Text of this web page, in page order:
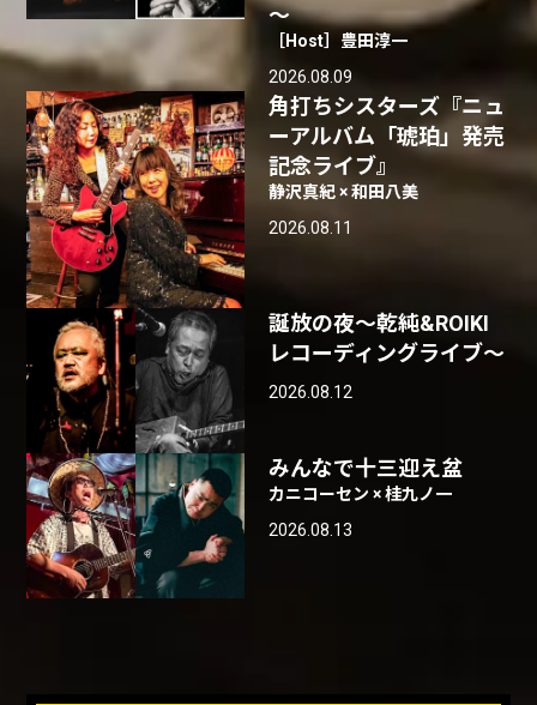
～
［Host］豊田淳一
2026.08.09
角打ちシスターズ『ニュ
ーアルバム「琥珀」発売
記念ライブ』
静沢真紀 × 和田八美
2026.08.11
誕放の夜〜乾純&ROIKI
レコーディングライブ〜
2026.08.12
みんなで十三迎え盆
カニコーセン × 桂九ノ一
2026.08.13